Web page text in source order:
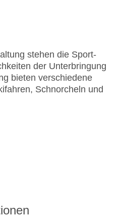
stehen die Sport-
der Unterbringung
bieten verschiedene
Schnorcheln und